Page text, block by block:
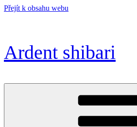
Přejít k obsahu webu
Ardent shibari